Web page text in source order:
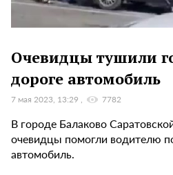
Очевидцы тушили
дороге автомобиль
7 мая 2023, 13:29 7782
В городе Балаково
очевидцы помогли водителю
автомобиль.